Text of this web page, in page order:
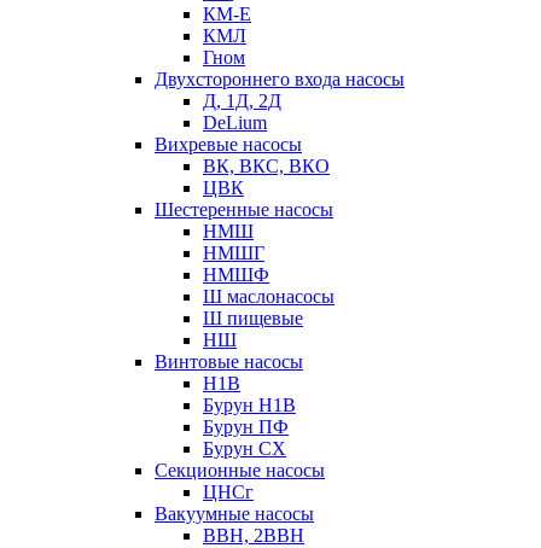
КМ-Е
КМЛ
Гном
Двухстороннего входа насосы
Д, 1Д, 2Д
DeLium
Вихревые насосы
ВК, ВКС, ВКО
ЦВК
Шестеренные насосы
НМШ
НМШГ
НМШФ
Ш маслонасосы
Ш пищевые
НШ
Винтовые насосы
Н1В
Бурун Н1В
Бурун ПФ
Бурун СХ
Секционные насосы
ЦНСг
Вакуумные насосы
ВВН, 2ВВН